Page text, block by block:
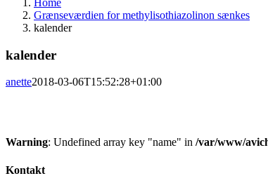
Home
Grænseværdien for methylisothiazolinon sænkes
kalender
kalender
anette2018-03-06T15:52:28+01:00
Warning: Undefined array key "name" in /var/www/
Kontakt